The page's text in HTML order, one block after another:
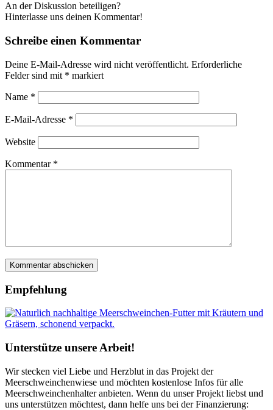
An der Diskussion beteiligen?
Hinterlasse uns deinen Kommentar!
Schreibe einen Kommentar
Deine E-Mail-Adresse wird nicht veröffentlicht. Erforderliche
Felder sind mit * markiert
Name *
E-Mail-Adresse *
Website
Kommentar *
Empfehlung
Unterstütze unsere Arbeit!
Wir stecken viel Liebe und Herzblut in das Projekt der
Meerschweinchenwiese und möchten kostenlose Infos für alle
Meerschweinchenhalter anbieten. Wenn du unser Projekt liebst und
uns unterstützen möchtest, dann helfe uns bei der Finanzierung: